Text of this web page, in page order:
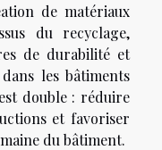
de matériaux
du recyclage,
de durabilité et
les bâtiments
double : réduire
et favoriser
du bâtiment.